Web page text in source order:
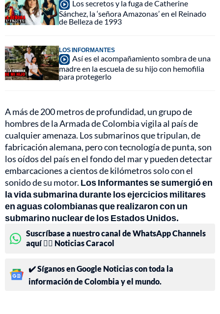
Los secretos y la fuga de Catherine
Sánchez, la ‘señora Amazonas’ en el Reinado
de Belleza de 1993
LOS INFORMANTES
Así es el acompañamiento sombra de una
madre en la escuela de su hijo con hemofilia
para protegerlo
A más de 200 metros de profundidad, un grupo de
hombres de la Armada de Colombia vigila al país de
cualquier amenaza. Los submarinos que tripulan, de
fabricación alemana, pero con tecnología de punta, son
los oídos del país en el fondo del mar y pueden detectar
embarcaciones a cientos de kilómetros solo con el
sonido de su motor. Los Informantes se sumergió en
la vida submarina durante los ejercicios militares
en aguas colombianas que realizaron con un
submarino nuclear de los Estados Unidos.
Suscríbase a nuestro canal de WhatsApp Channels
aquí 👉🏻 Noticias Caracol
✔️ Síganos en Google Noticias con toda la
información de Colombia y el mundo.